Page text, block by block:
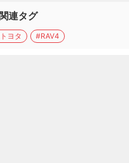
関連タグ
ヨタ #RAV4